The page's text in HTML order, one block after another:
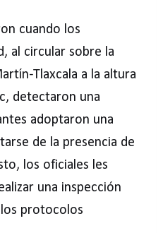
cuando los
al circular sobre la
Tlaxcala a la altura
detectaron una
adoptaron una
de la presencia de
los oficiales les
una inspección
protocolos